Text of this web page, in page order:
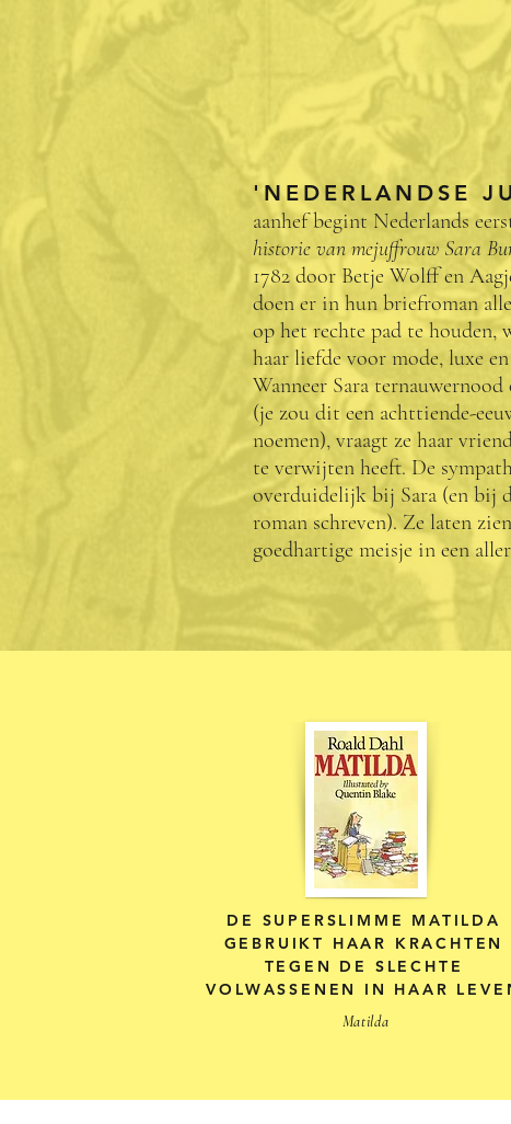
'NEDERLANDSE
aanhef begint Nederlands
historie van mejuffrouw Sara
1782 door Betje Wolff en
doen er in hun briefroman
op het rechte pad te houden,
haar liefde voor mode, luxe
Wanneer Sara
(je zou dit een achttiende-
noemen), vraagt ze haar
te verwijten heeft. De
overduidelijk bij Sara (en bij
roman schreven). Ze laten
goedhartige meisje in een
DE SUPERSLIMME MATILDA
GEBRUIKT HAAR KRACHTEN
TEGEN DE SLECHTE
VOLWASSENEN IN HAAR
Matilda